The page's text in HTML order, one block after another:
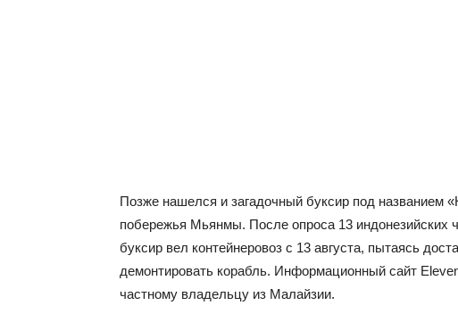
Позже нашелся и загадочный буксир под названием
побережья Мьянмы. После опроса 13 индонезийских
буксир вел контейнеровоз с 13 августа, пытаясь
демонтировать корабль. Информационный сайт
частному владельцу из Малайзии.